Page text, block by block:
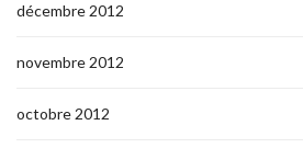
décembre 2012
novembre 2012
octobre 2012